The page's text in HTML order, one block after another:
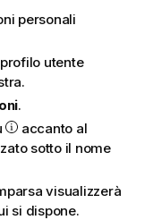
personali
utente
.
accanto al
sotto il nome
visualizzerà
si dispone.